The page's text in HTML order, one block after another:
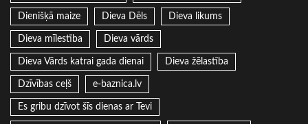
Dienišķā maize Dieva Dēls Dieva likums
Dieva mīlestība Dieva vārds
Dieva Vārds katrai gada dienai Dieva žēlastība
Dzīvības ceļš e-baznica.lv
Es gribu dzīvot šīs dienas ar Tevi